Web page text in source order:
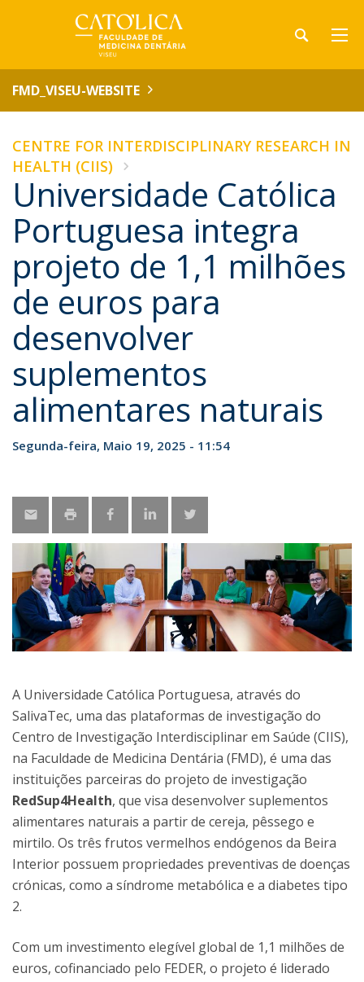
FMD_VISEU-WEBSITE
CENTRE FOR INTERDISCIPLINARY RESEARCH IN
HEALTH (CIIS)
Universidade Católica
Portuguesa integra
projeto de 1,1 milhões
de euros para
desenvolver
suplementos
alimentares naturais
Segunda-feira, Maio 19, 2025 - 11:54
A Universidade Católica Portuguesa, através do
SalivaTec, uma das plataformas de investigação do
Centro de Investigação Interdisciplinar em Saúde (CIIS),
na Faculdade de Medicina Dentária (FMD), é uma das
instituições parceiras do projeto de investigação
RedSup4Health, que visa desenvolver suplementos
alimentares naturais a partir de cereja, pêssego e
mirtilo. Os três frutos vermelhos endógenos da Beira
Interior possuem propriedades preventivas de doenças
crónicas, como a síndrome metabólica e a diabetes tipo
2.
Com um investimento elegível global de 1,1 milhões de
euros, cofinanciado pelo FEDER, o projeto é liderado